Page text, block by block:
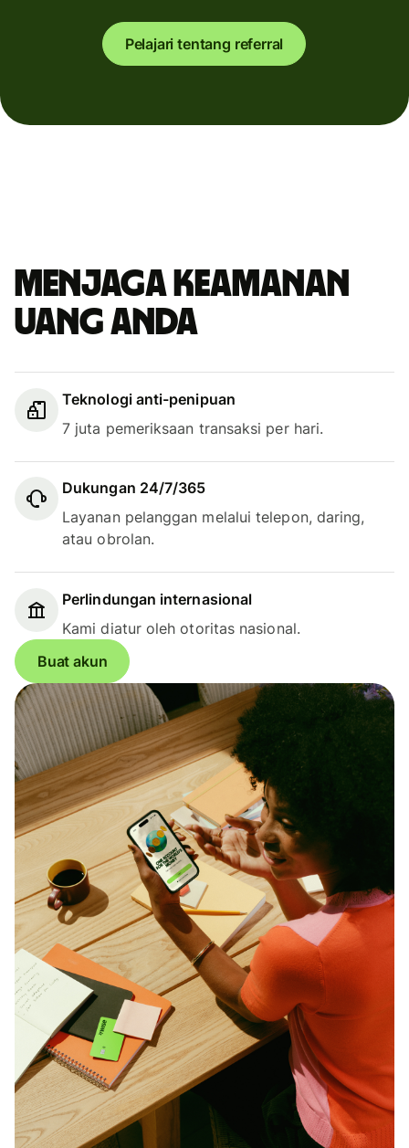
Pelajari tentang referral
Menjaga keamanan
uang Anda
Teknologi anti-penipuan
7 juta pemeriksaan transaksi per hari.
Dukungan 24/7/365
Layanan pelanggan melalui telepon, daring,
atau obrolan.
Perlindungan internasional
Kami diatur oleh otoritas nasional.
Buat akun